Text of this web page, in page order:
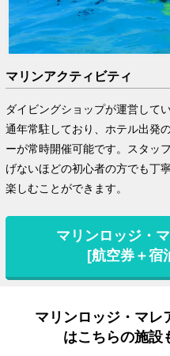
マリンアクティビティ
ダイビングショップが運営して
通年常駐しており、ホテル出発
ーが常時開催可能です。スタッ
げないほどの初心者の方でも丁
楽しむことができます。
マリンロッジ・
[航空券＋宿
マリンロッジ・マレ
はこちらの施設